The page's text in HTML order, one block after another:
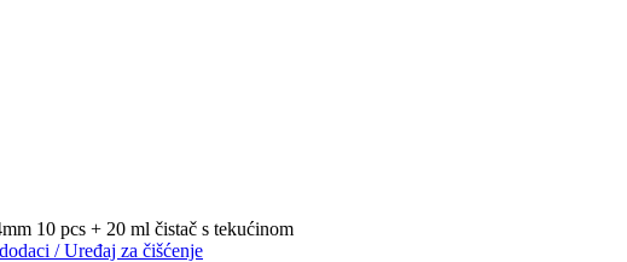
10 pcs + 20 ml čistač s tekućinom
/Uređaj za čišćenje